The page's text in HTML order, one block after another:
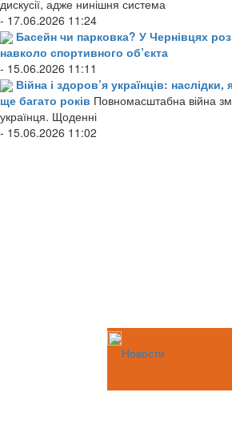
дискусії, адже нинішня система
- 17.06.2026 11:24
Басейн чи парковка? У Чернівцях
навколо спортивного об’єкта
- 15.06.2026 11:11
Війна і здоров’я українців: наслідки,
ще багато років Повномасштабна війна
українця. Щоденні
- 15.06.2026 11:02
Новости